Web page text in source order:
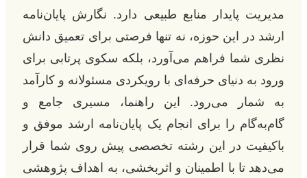
مدیریت پایدار منابع طبیعی دارد. نگارش پایان‌نامه
ارشد در این حوزه، نه تنها فرصتی برای تعمیق دانش
نظری شما فراهم می‌آورد، بلکه سکوی پرتابی برای
ورود به دنیای حرفه‌ای با رویکردی مسئولانه و کارآمد
به شمار می‌رود. این راهنما، مسیری جامع و
گام‌به‌گام را برای انجام یک پایان‌نامه ارشد موفق و
باکیفیت در این رشته تخصصی پیش روی شما قرار
می‌دهد تا با اطمینان و اثربخشی، به اهداف پژوهشی